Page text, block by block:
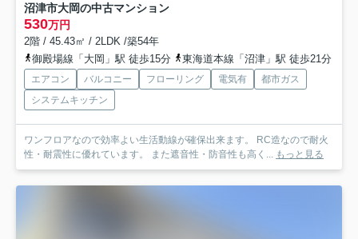
沼津市大岡の中古マンション
530万円
2階 / 45.43㎡ / 2LDK /築54年
御殿場線「大岡」駅 徒歩15分
東海道本線「沼津」駅 徒歩21分
エアコン バルコニー フローリング 電気有
都市ガス
システムキッチン
ワンフロアなので効率よい生活動線が確保出来ます。 RC造なので耐火
性・耐震性に優れています。 また遮音性・防音性も高く... もっと見る